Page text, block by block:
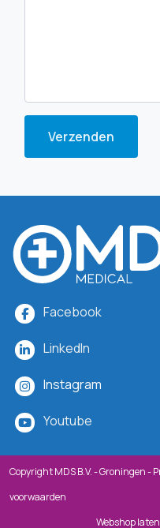
Verzenden
Facebook
LinkedIn
Instagram
Youtube
Copyright MDS B.V. - Groningen -
voorwaarden
Webshop